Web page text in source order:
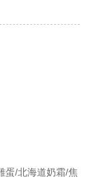
蛋/北海道奶霜/焦